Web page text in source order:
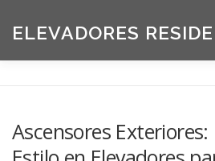
contenido
ELEVADORES
SOLICITE UNA COTIZACIÓN
Ascensores